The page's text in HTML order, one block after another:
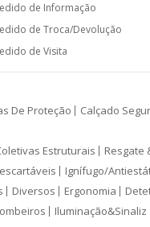
de Informação
de Troca/Devolução
de Visita
De Proteção Calçado
Estruturais Resgate
Ignífugo/
Diversos Ergonomia
Iluminação&Sinaliz